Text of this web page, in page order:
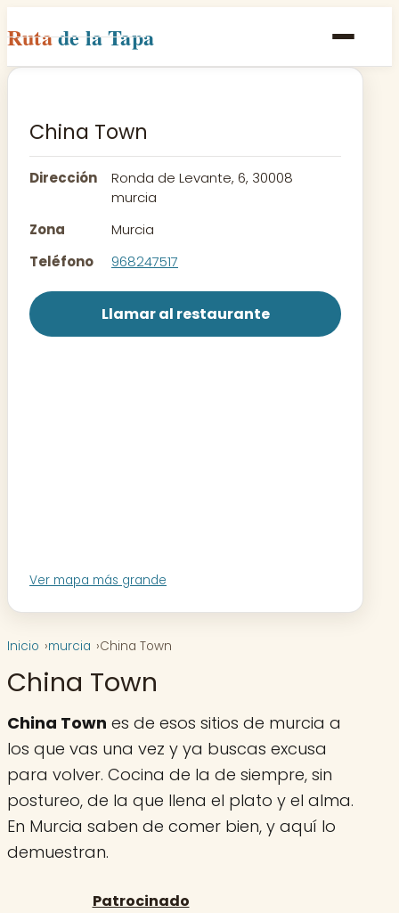
Rutade la Tapa
Inicio
Rutas
Contacto
China Town
Dirección
Ronda de Levante, 6, 30008
murcia
Zona
Murcia
Teléfono
968247517
Llamar al restaurante
Ver mapa más grande
Inicio murcia China Town
China Town
China Town es de esos sitios de murcia a
los que vas una vez y ya buscas excusa
para volver. Cocina de la de siempre, sin
postureo, de la que llena el plato y el alma.
En Murcia saben de comer bien, y aquí lo
demuestran.